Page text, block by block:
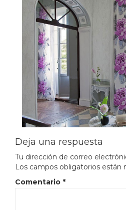
Deja una respuesta
Tu dirección de correo
Los campos obligatorios están
Comentario *